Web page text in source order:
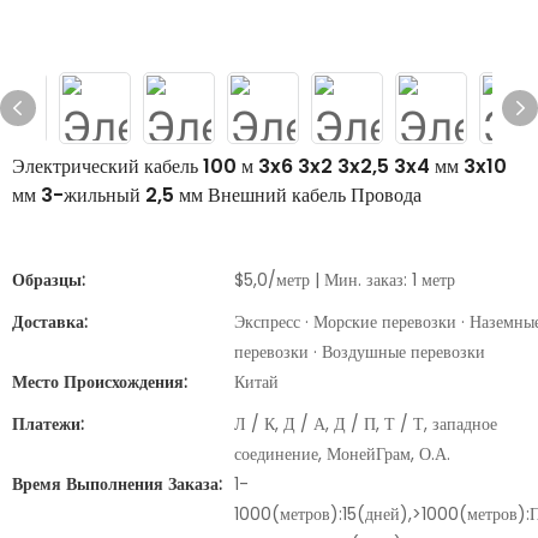
Электрический кабель 100 м 3x6 3x2 3x2,5 3x4 мм 3x10
мм 3-жильный 2,5 мм Внешний кабель Провода
Образцы:
$5,0/метр | Мин. заказ: 1 метр
Доставка:
Экспресс · Морские перевозки ·
перевозки · Воздушные перевозки
Место Происхождения:
Китай
Платежи:
Л / К, Д / А, Д / П, Т / Т, западное
соединение, МонейГрам, О.А.
Время Выполнения Заказа: 1-